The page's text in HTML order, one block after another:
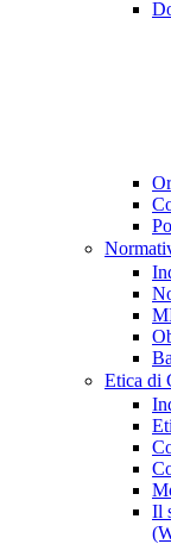
Etica di
Il